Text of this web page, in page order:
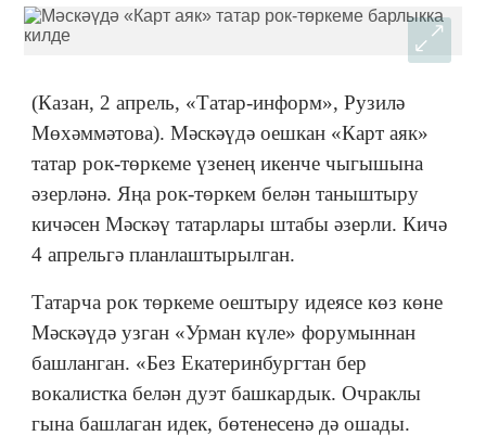
(Казан, 2 апрель, «Татар-информ», Рузилә
Мөхәммәтова). Мәскәүдә оешкан «Карт аяк»
татар рок-төркеме үзенең икенче чыгышына
әзерләнә. Яңа рок-төркем белән таныштыру
кичәсен Мәскәү татарлары штабы әзерли. Кичә
4 апрельгә планлаштырылган.
Татарча рок төркеме оештыру идеясе көз көне
Мәскәүдә узган «Урман күле» форумыннан
башланган. «Без Екатеринбургтан бер
вокалистка белән дуэт башкардык. Очраклы
гына башлаган идек, бөтенесенә дә ошады.